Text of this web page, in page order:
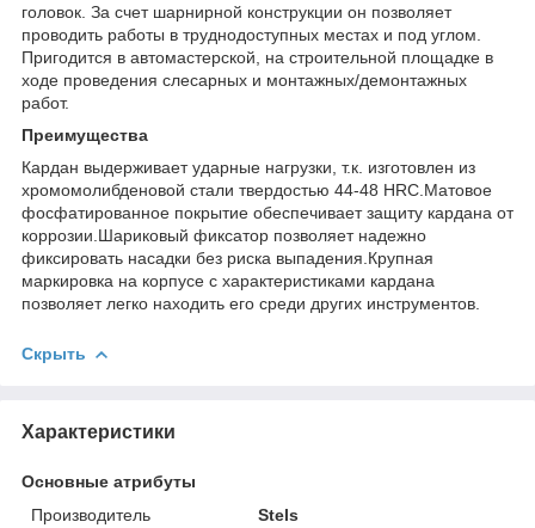
головок. За счет шарнирной конструкции он позволяет
проводить работы в труднодоступных местах и под углом.
Пригодится в автомастерской, на строительной площадке в
ходе проведения слесарных и монтажных/демонтажных
работ.
Преимущества
Кардан выдерживает ударные нагрузки, т.к. изготовлен из
хромомолибденовой стали твердостью 44-48 HRC.Матовое
фосфатированное покрытие обеспечивает защиту кардана от
коррозии.Шариковый фиксатор позволяет надежно
фиксировать насадки без риска выпадения.Крупная
маркировка на корпусе с характеристиками кардана
позволяет легко находить его среди других инструментов.
Скрыть
Характеристики
Основные атрибуты
Производитель
Stels